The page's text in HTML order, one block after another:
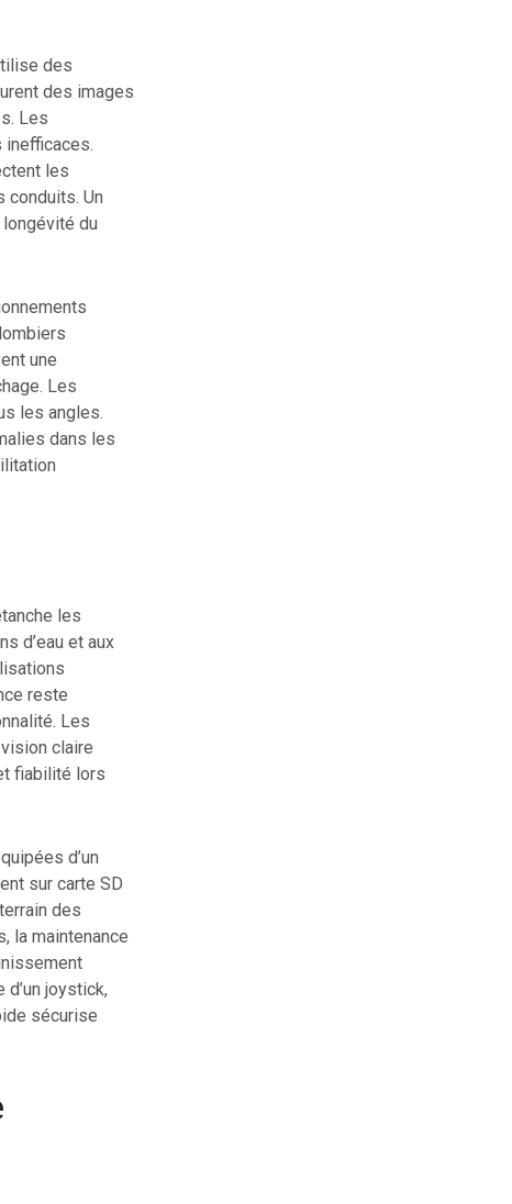
des
des images
Les
les
conduits. Un
du
une
Les
les angles.
dans les
les
d’eau et aux
reste
Les
claire
fiabilité lors
d’un
sur carte SD
des
la maintenance
joystick,
sécurise